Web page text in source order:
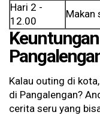
Hari 2 -
12.00
Makan
Kalau outing di
di Pangalengan?
cerita seru yang